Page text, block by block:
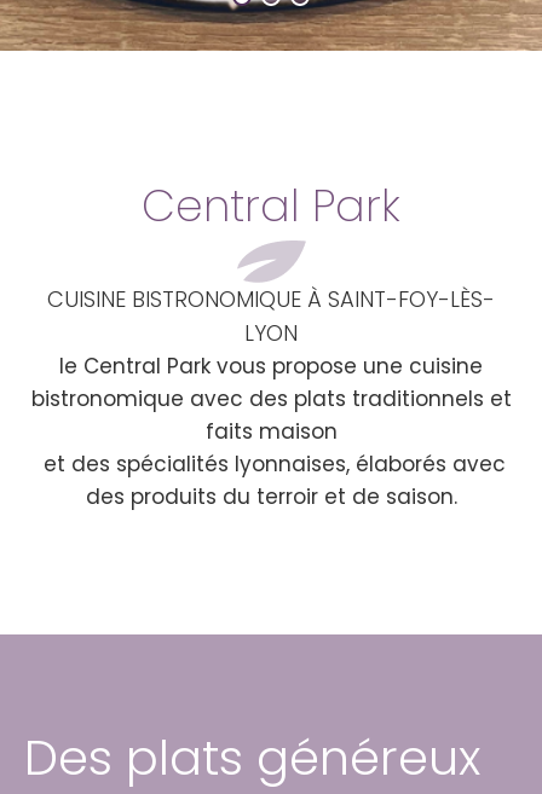
Central Park
CUISINE BISTRONOMIQUE À SAINT-FOY-LÈS-
LYON
le Central Park vous propose une cuisine
bistronomique avec des plats traditionnels et
faits maison
et des spécialités lyonnaises, élaborés avec
des produits du terroir et de saison.
Des plats généreux